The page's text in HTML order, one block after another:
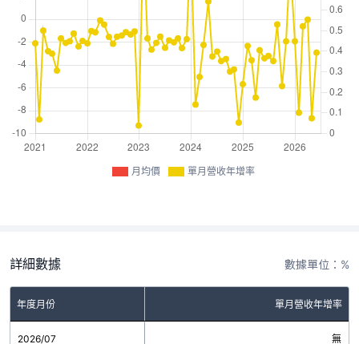
月均價 單月營收年增率
詳細數據 數據單位：%
年度月份 單月營收年增率
2026/07 無